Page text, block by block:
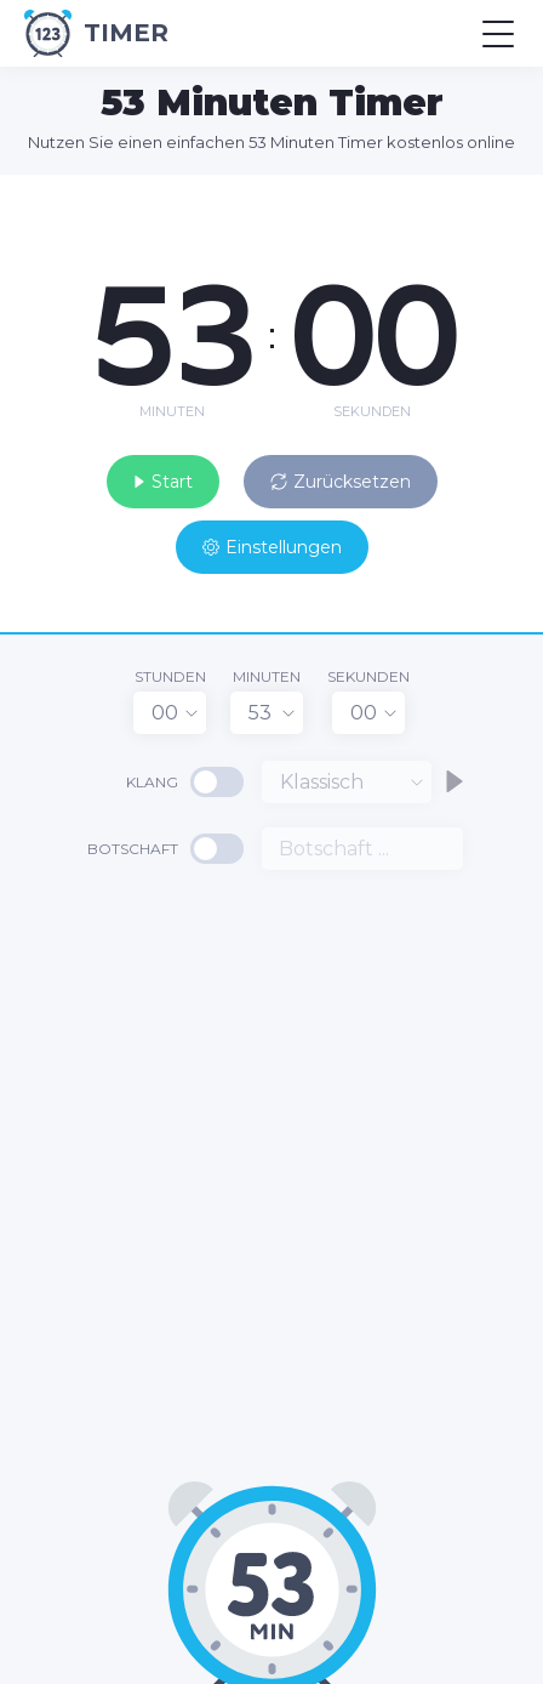
TIMER
53 Minuten Timer
Nutzen Sie einen einfachen 53 Minuten Timer kostenlos online
53
MINUTEN
: 00
SEKUNDEN
Start Zurücksetzen
Einstellungen
STUNDEN
00
MINUTEN
53
SEKUNDEN
00
KLANG Klassisch
BOTSCHAFT
53
MINUTEN
: 00
SEKUNDEN